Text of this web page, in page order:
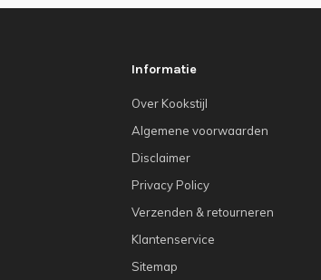
Informatie
Over Kookstijl
Algemene voorwaarden
Disclaimer
Privacy Policy
Verzenden & retourneren
Klantenservice
Sitemap